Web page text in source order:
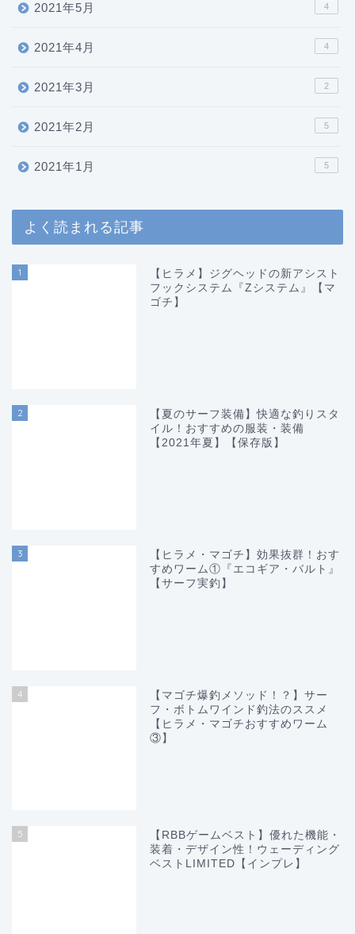
2021年5月 4
2021年4月 4
2021年3月 2
2021年2月 5
2021年1月 5
よく読まれる記事
1
【ヒラメ】ジグヘッドの新アシスト
フックシステム『Zシステム』【マ
ゴチ】
2
【夏のサーフ装備】快適な釣りスタ
イル！おすすめの服装・装備
【2021年夏】【保存版】
3
【ヒラメ・マゴチ】効果抜群！おす
すめワーム①『エコギア・バルト』
【サーフ実釣】
4
【マゴチ爆釣メソッド！？】サー
フ・ボトムワインド釣法のススメ
【ヒラメ・マゴチおすすめワーム
③】
5
【RBBゲームベスト】優れた機能・
装着・デザイン性！ウェーディング
ベストLIMITED【インプレ】